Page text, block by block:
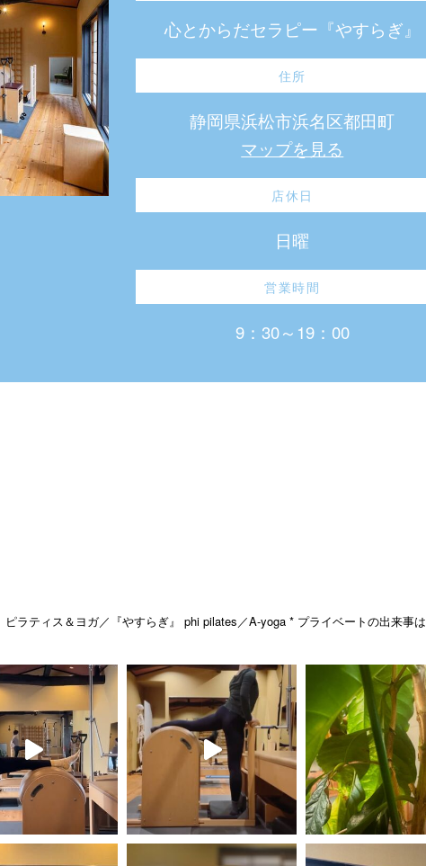
心とからだセラピー『やすらぎ』
住所
静岡県浜松市浜名区都田町
マップを見る
店休日
日曜
営業時間
9：30～19：00
ピラティス＆ヨガ／『やすらぎ』 phi pilates／A-yoga * プライベートの出来事は